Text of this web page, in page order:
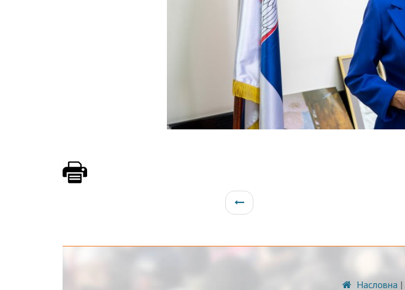
Насловна |